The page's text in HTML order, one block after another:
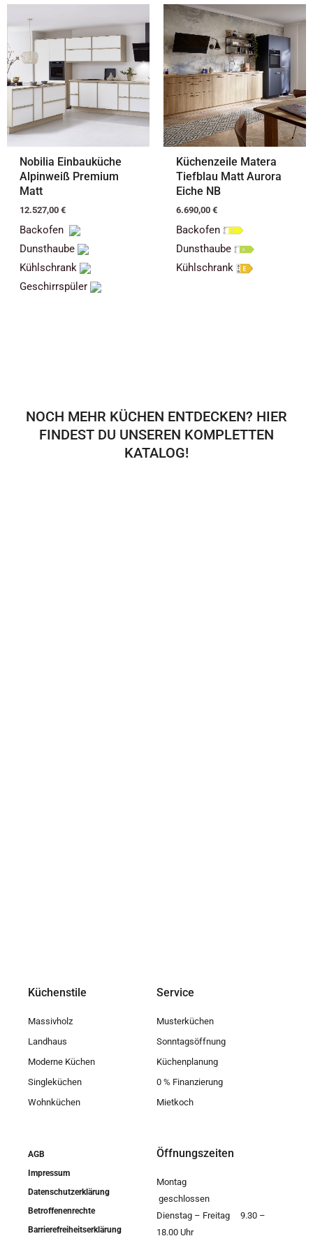
Nobilia Einbauküche
Alpinweiß Premium
Matt
12.527,00 €
Backofen
Dunsthaube
Kühlschrank
Geschirrspüler
Küchenzeile Matera
Tiefblau Matt Aurora
Eiche NB
6.690,00 €
Backofen
Dunsthaube
Kühlschrank
NOCH MEHR KÜCHEN ENTDECKEN? HIER
FINDEST DU UNSEREN KOMPLETTEN
KATALOG!
Küchenstile
Massivholz
Landhaus
Moderne Küchen
Singleküchen
Wohnküchen
Service
Musterküchen
Sonntagsöffnung
Küchenplanung
0 % Finanzierung
Mietkoch
AGB
Impressum
Datenschutzerklärung
Betroffenenrechte
Barrierefreiheitserklärung
Öffnungszeiten
Montag
geschlossen
Dienstag – Freitag 9.30 –
18.00 Uhr